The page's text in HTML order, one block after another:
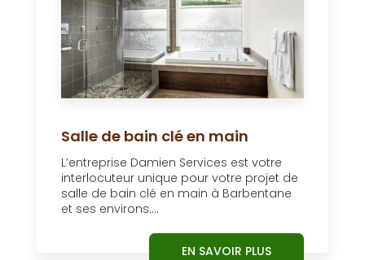
Salle de bain clé en main
L’entreprise Damien Services est votre
interlocuteur unique pour votre projet de
salle de bain clé en main à Barbentane
et ses environs....
EN SAVOIR PLUS